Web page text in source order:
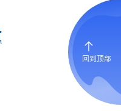
回到顶部